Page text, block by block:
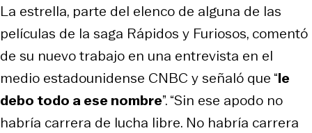
La estrella, parte del elenco de alguna de las
películas de la saga Rápidos y Furiosos, comentó
de su nuevo trabajo en una entrevista en el
medio estadounidense CNBC y señaló que “le
debo todo a ese nombre”. “Sin ese apodo no
habría carrera de lucha libre. No habría carrera